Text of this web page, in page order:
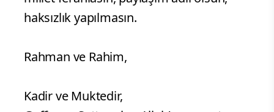
haksızlık yapılmasın.
Rahman ve Rahim,
Kadir ve Muktedir,